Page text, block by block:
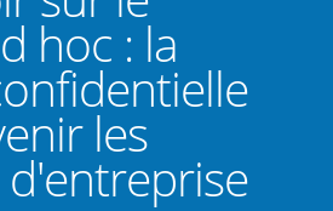
hoc : la
les